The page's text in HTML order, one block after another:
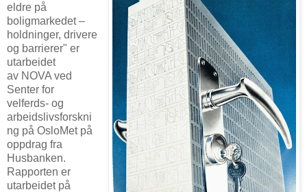
eldre på
boligmarkedet –
holdninger, drivere
og barrierer" er
utarbeidet
av NOVA ved
Senter for
velferds- og
arbeidslivsforskni
ng på OsloMet på
oppdrag fra
Husbanken.
Rapporten er
utarbeidet på